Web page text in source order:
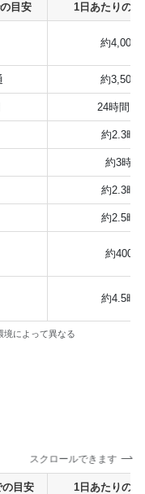
目安 1日あたりの
約4,000
約3,500
24時間以
約2.3時
約3時間
約2.3時
約2.5時
約400曲
約4.5時
によって異なる
スクロールできます
の目安 1日あたりの